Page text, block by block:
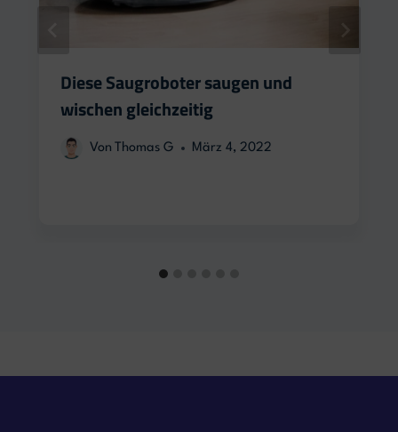
Diese Saugroboter saugen und
wischen gleichzeitig
Von Thomas G März 4, 2022